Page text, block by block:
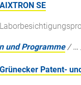
SE
und Programme /…
Patent-